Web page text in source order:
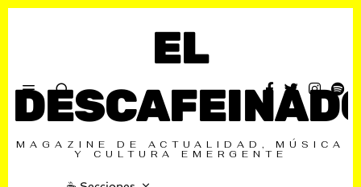
EL
MAGAZINE DE ACTUALIDAD, MÚSICA
Y CULTURA EMERGENTE